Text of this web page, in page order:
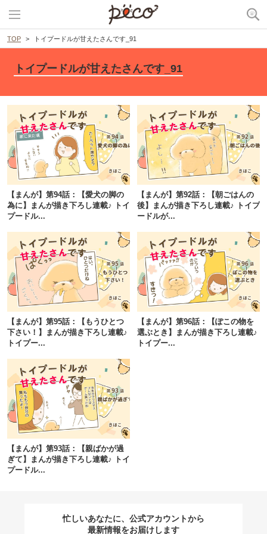
TOP トイプードルが甘えたさんです_91
トイプードルが甘えたさんです_91
【まんが】第94話：【愛犬の脚の
為に】まんが描き下ろし連載♪ トイ
プードル...
【まんが】第92話：【朝ごはんの
後】まんが描き下ろし連載♪ トイプ
ードルが...
【まんが】第95話：【もうひとつ
下さい！】まんが描き下ろし連載♪
トイプー...
【まんが】第96話：【ぽこの物を
選ぶとき】まんが描き下ろし連載♪
トイプー...
【まんが】第93話：【親ばかが過
ぎて】まんが描き下ろし連載♪ トイ
プードル...
忙しいあなたに、公式アカウントから
最新情報をお届けします
閉じる
pecodogs
いぬ部をフォロー
アプリで開く
アプリをダウンロードする